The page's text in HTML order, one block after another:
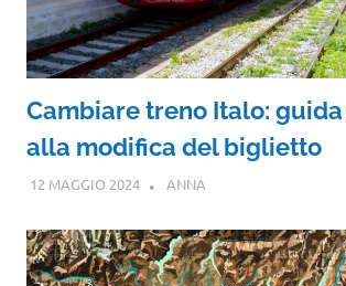
Cambiare treno Italo:
alla modifica del biglietto
12 MAGGIO 2024 ANNA